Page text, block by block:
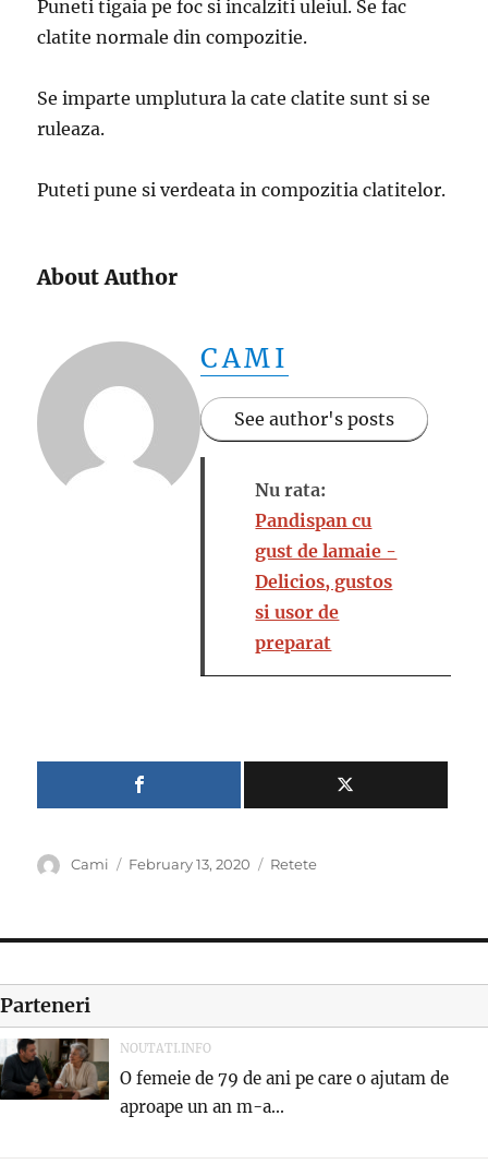
Puneti tigaia pe foc si incalziti uleiul. Se fac
clatite normale din compozitie.
Se imparte umplutura la cate clatite sunt si se
ruleaza.
Puteti pune si verdeata in compozitia clatitelor.
About Author
CAMI
See author's posts
Nu rata:
Pandispan cu
gust de lamaie -
Delicios, gustos
si usor de
preparat
Author
Cami
Posted
February 13, 2020 Categories
Retete
Parteneri
NOUTATI.INFO
O femeie de 79 de ani pe care o ajutam de
aproape un an m-a...